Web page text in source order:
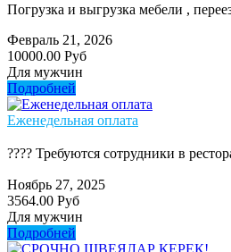
Погрузка и выгрузка мебели ,
Февраль 21, 2026
10000.00 Руб
Для мужчин
Подробней
Еженедельная оплата
???? Требуются сотрудники в
Ноябрь 27, 2025
3564.00 Руб
Для мужчин
Подробней